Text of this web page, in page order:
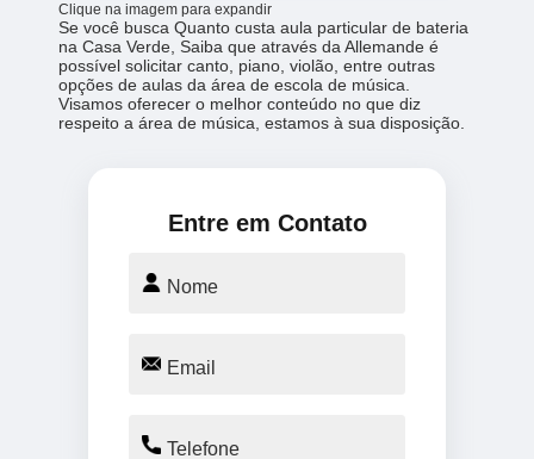
Clique na imagem para expandir
Se você busca Quanto custa aula particular de bateria
na Casa Verde, Saiba que através da Allemande é
possível solicitar canto, piano, violão, entre outras
opções de aulas da área de escola de música.
Visamos oferecer o melhor conteúdo no que diz
respeito a área de música, estamos à sua disposição.
Entre em Contato